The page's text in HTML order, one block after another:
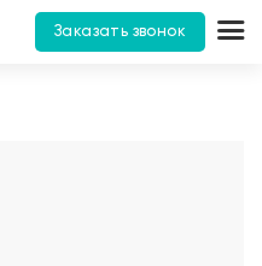
Заказать звонок